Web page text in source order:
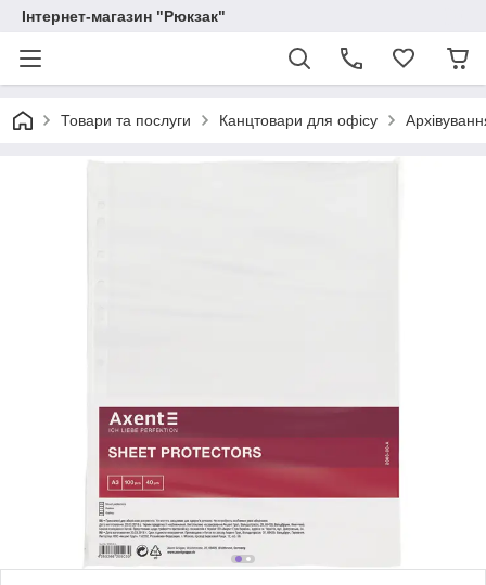
Інтернет-магазин "Рюкзак"
Товари та послуги Канцтовари для офісу